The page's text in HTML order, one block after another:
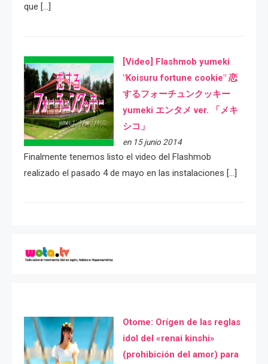
que […]
[Video] Flashmob yumeki
"Koisuru fortune cookie" 恋
するフォーチュンクッキー
yumeki エンタメ ver. 「メキ
シコ」
en 15 junio 2014
Finalmente tenemos listo el video del Flashmob
realizado el pasado 4 de mayo en las instalaciones […]
Otome: Orígen de las reglas
idol del «renai kinshi»
(prohibición del amor) para